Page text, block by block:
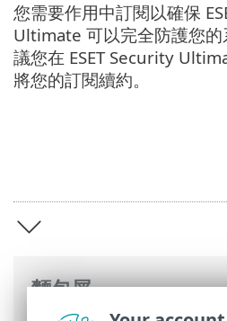
麵包屑
您需要作用中訂閱以確保
Ultimate 可以完全防護您
議您在 ESET Security
將您的訂閱續約。